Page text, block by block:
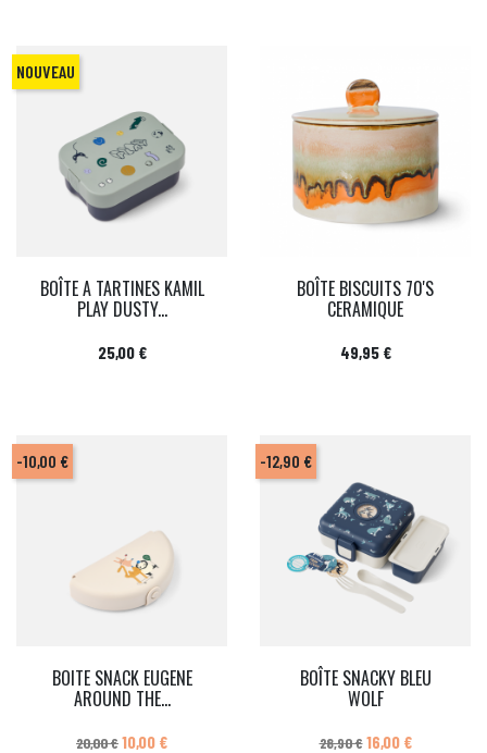
BOÎTE A TARTINES KAMIL
PLAY DUSTY...
Prix
25,00 €
NOUVEAU
BOÎTE BISCUITS 70'S
CERAMIQUE
Prix
49,95 €
BOITE SNACK EUGENE
AROUND THE...
Prix de base
20,00 €Prix
10,00 €
-10,00 €
BOÎTE SNACKY BLEU
WOLF
Prix de base
28,90 € Prix
16,00 €
-12,90 €